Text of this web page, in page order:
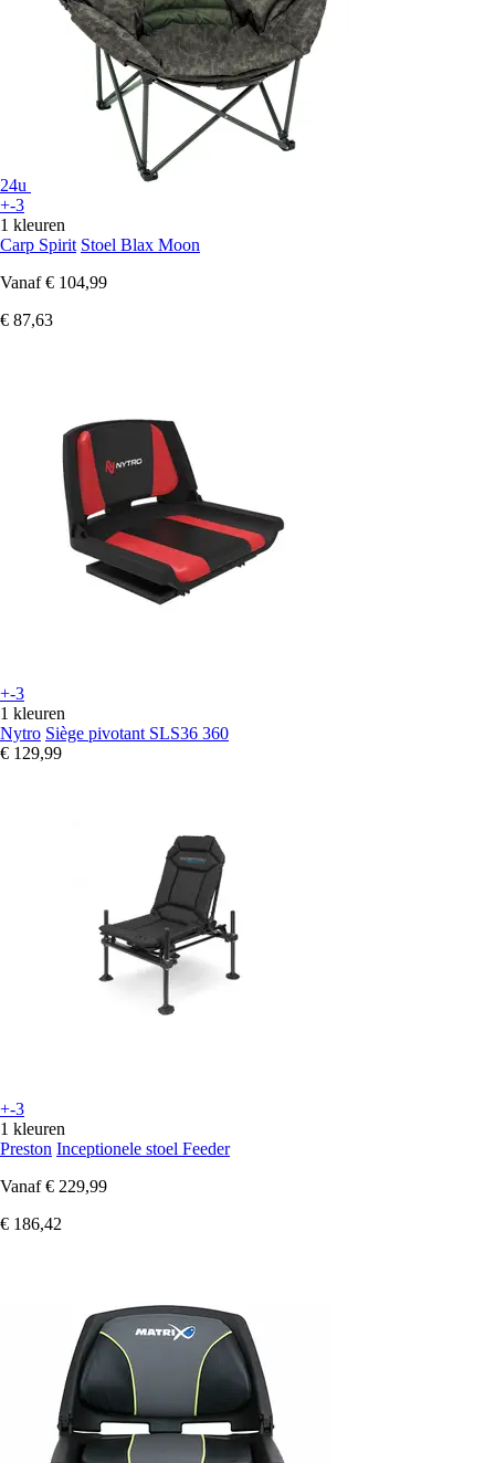
24u
+-3
1 kleuren
Carp Spirit Stoel Blax Moon
Vanaf € 104,99
€ 87,63
+-3
1 kleuren
Nytro Siège pivotant SLS36 360
€ 129,99
+-3
1 kleuren
Preston Inceptionele stoel Feeder
Vanaf € 229,99
€ 186,42